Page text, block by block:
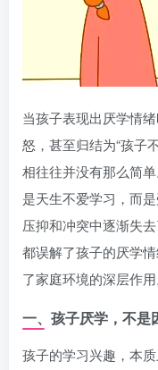
当孩子表现出厌学情
怒，甚至归结为“孩子
相往往并没有那么简
是天生不爱学习，而
压抑和冲突中逐渐失
都误解了孩子的厌学
了家庭环境的深层作用
一、孩子厌学，不是
孩子的学习兴趣，本